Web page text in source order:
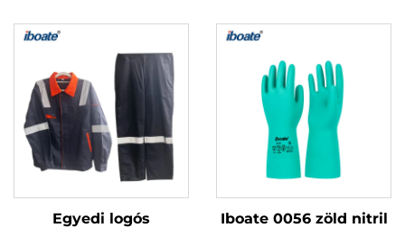
Egyedi logós
Iboate 0056 zöld nitril